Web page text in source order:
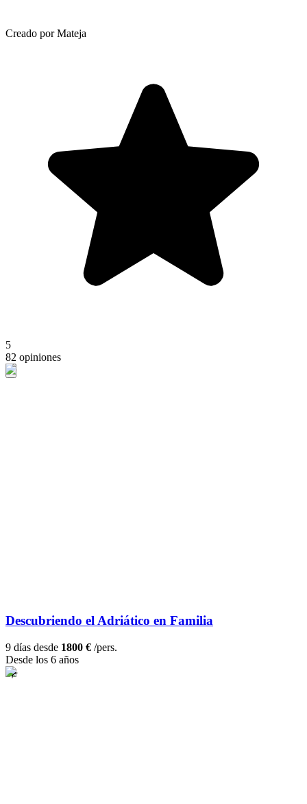
Creado por Mateja
5
82 opiniones
Descubriendo el Adriático en Familia
9 días desde 1800 € /pers.
Desde los 6 años